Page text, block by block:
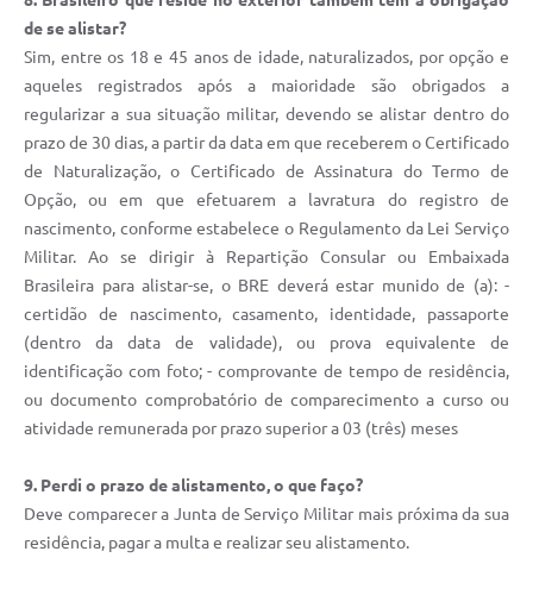
de se alistar?
Sim, entre os 18 e 45 anos de idade, naturalizados, por opção e
aqueles registrados após a maioridade são obrigados a
regularizar a sua situação militar, devendo se alistar dentro do
prazo de 30 dias, a partir da data em que receberem o Certificado
de Naturalização, o Certificado de Assinatura do Termo de
Opção, ou em que efetuarem a lavratura do registro de
nascimento, conforme estabelece o Regulamento da Lei Serviço
Militar. Ao se dirigir à Repartição Consular ou Embaixada
Brasileira para alistar-se, o BRE deverá estar munido de (a): -
certidão de nascimento, casamento, identidade, passaporte
(dentro da data de validade), ou prova equivalente de
identificação com foto; - comprovante de tempo de residência,
ou documento comprobatório de comparecimento a curso ou
atividade remunerada por prazo superior a 03 (três) meses
9. Perdi o prazo de alistamento, o que faço?
Deve comparecer a Junta de Serviço Militar mais próxima da sua
residência, pagar a multa e realizar seu alistamento.